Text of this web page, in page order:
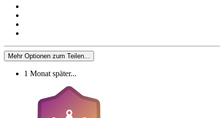
Mehr Optionen zum Teilen...
1 Monat später...